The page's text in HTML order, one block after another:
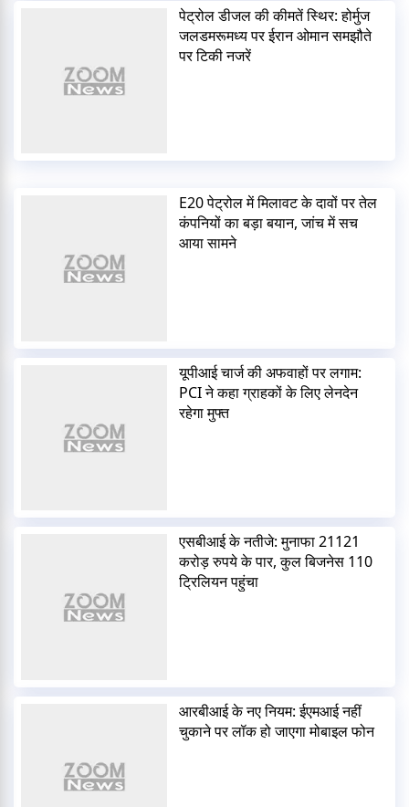
पेट्रोल डीजल की कीमतें स्थिर: होर्मुज
जलडमरूमध्य पर ईरान ओमान समझौते
पर टिकी नजरें
E20 पेट्रोल में मिलावट के दावों पर तेल
कंपनियों का बड़ा बयान, जांच में सच
आया सामने
यूपीआई चार्ज की अफवाहों पर लगाम:
PCI ने कहा ग्राहकों के लिए लेनदेन
रहेगा मुफ्त
एसबीआई के नतीजे: मुनाफा 21121
करोड़ रुपये के पार, कुल बिजनेस 110
ट्रिलियन पहुंचा
आरबीआई के नए नियम: ईएमआई नहीं
चुकाने पर लॉक हो जाएगा मोबाइल फोन